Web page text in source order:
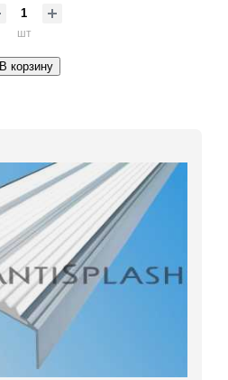
шт
В корзину